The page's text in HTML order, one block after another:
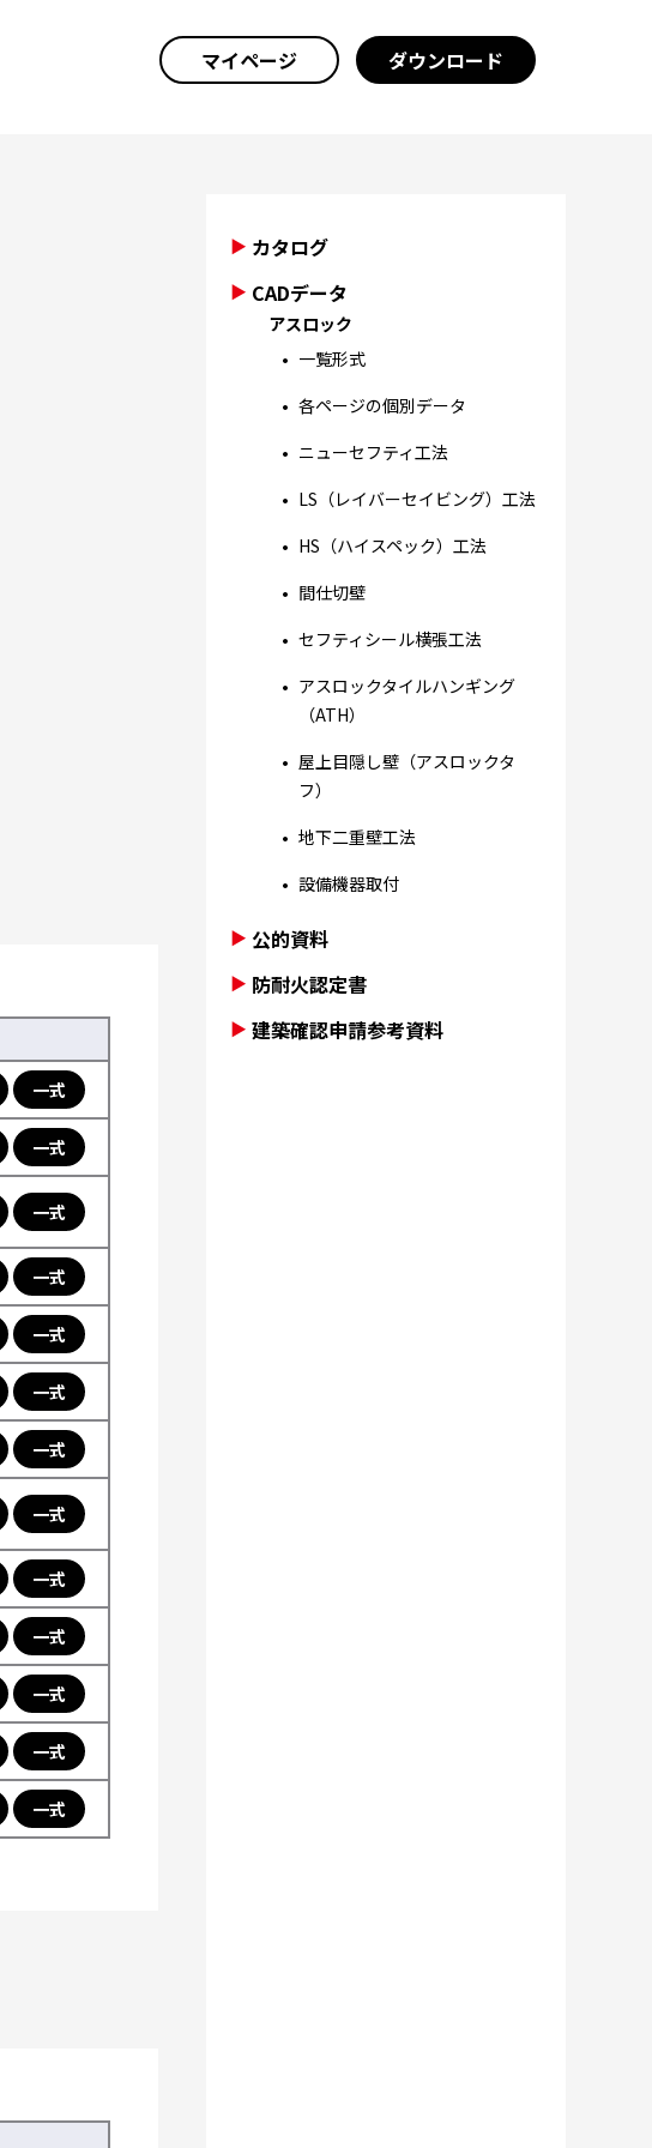
マイページ ダウンロード
一式
一式
一式
一式
一式
一式
一式
一式
一式
一式
一式
一式
一式
カタログ
CADデータ
アスロック
一覧形式
各ページの個別データ
ニューセフティ工法
LS（レイバーセイビング）工法
HS（ハイスペック）工法
間仕切壁
セフティシール横張工法
アスロックタイルハンギング
（ATH）
屋上目隠し壁（アスロックタ
フ）
地下二重壁工法
設備機器取付
公的資料
防耐火認定書
建築確認申請参考資料